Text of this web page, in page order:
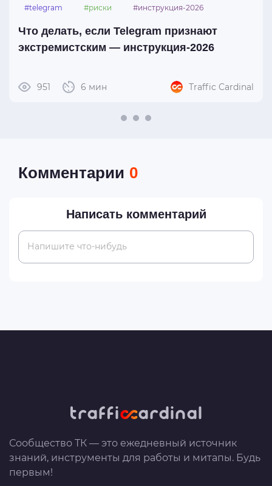
#telegram #риски #инструкция-2026
Что делать, если Telegram признают
экстремистским — инструкция-2026
951 6 мин Traffic Cardinal
Комментарии 0
Написать комментарий
Напишите что-нибудь
Сообщество ТК — это ежедневный источник
знаний, инструменты для работы и митапы. Будь
первым!